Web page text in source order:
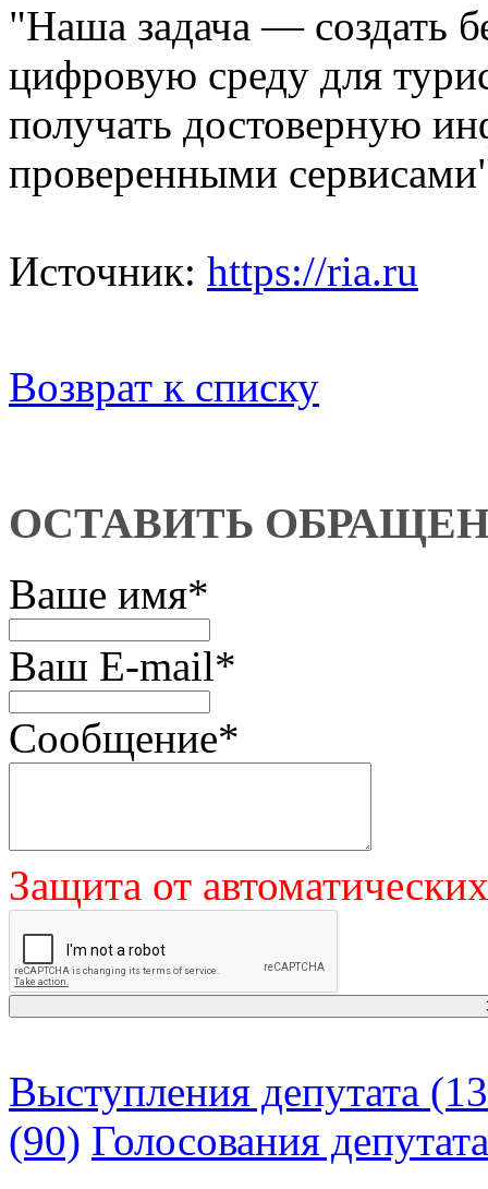
"Наша задача — создать
цифровую среду для
получать достоверную
проверенными
Источник: https://ria.ru
Возврат к списку
ОСТАВИТЬ
Ваше имя*
Ваш E-mail*
Сообщение*
Защита от
Выступления депутата
(90) Голосования депутата